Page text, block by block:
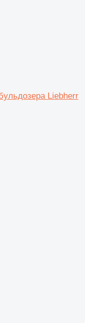
Liebherr